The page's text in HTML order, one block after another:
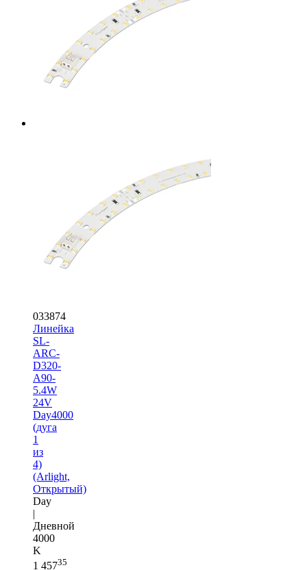
033874
Линейка
SL-
ARC-
D320-
A90-
5.4W
24V
Day4000
(дуга
1
из
4)
(Arlight,
Открытый)
Day
|
Дневной
4000
K
1 45735